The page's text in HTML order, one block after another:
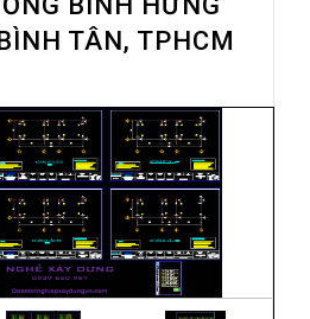
TÂN, TPHCM